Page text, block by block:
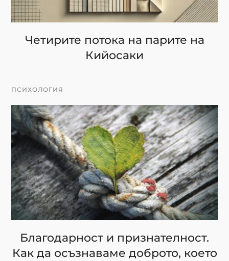
Четирите потока на парите на
Кийосаки
ПСИХОЛОГИЯ
Благодарност и признателност.
Как да осъзнаваме доброто, което